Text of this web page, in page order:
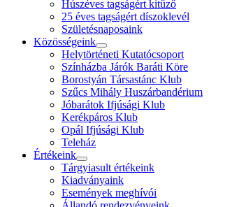
Húszéves tagságért kitűző
25 éves tagságért díszoklevél
Születésnaposaink
Közösségeink
Helytörténeti Kutatócsoport
Színházba Járók Baráti Köre
Borostyán Társastánc Klub
Szűcs Mihály Huszárbandérium
Jóbarátok Ifjúsági Klub
Kerékpáros Klub
Opál Ifjúsági Klub
Teleház
Értékeink
Tárgyiasult értékeink
Kiadványaink
Események meghívói